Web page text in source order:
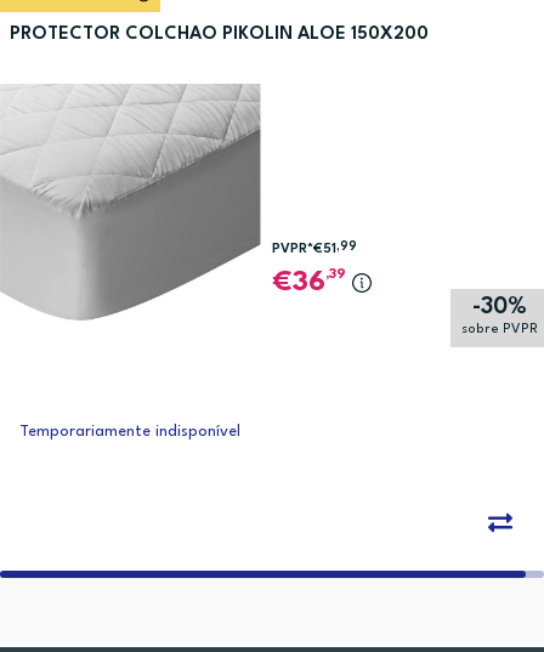
PROTECTOR COLCHAO PIKOLIN ALOE 150X200
-30%
sobre PVPR
PVPR*€51,99
36,39
Temporariamente indisponível